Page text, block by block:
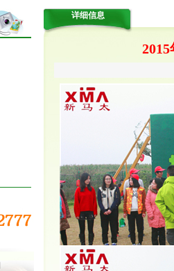
详细信息